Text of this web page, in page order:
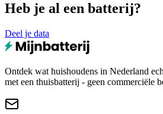
Heb je al een batterij?
Deel je data
Ontdek wat huishoudens in Nederland
met een thuisbatterij - geen commerciële